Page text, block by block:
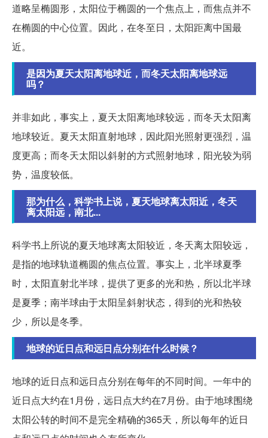
道略呈椭圆形，太阳位于椭圆的一个焦点上，而焦点并不
在椭圆的中心位置。因此，在冬至日，太阳距离中国最
近。
是因为夏天太阳离地球近，而冬天太阳离地球远
吗？
并非如此，事实上，夏天太阳离地球较远，而冬天太阳离
地球较近。夏天太阳直射地球，因此阳光照射更强烈，温
度更高；而冬天太阳以斜射的方式照射地球，阳光较为弱
势，温度较低。
那为什么，科学书上说，夏天地球离太阳近，冬天
离太阳远，南北...
科学书上所说的夏天地球离太阳较近，冬天离太阳较远，
是指的地球轨道椭圆的焦点位置。事实上，北半球夏季
时，太阳直射北半球，提供了更多的光和热，所以北半球
是夏季；南半球由于太阳呈斜射状态，得到的光和热较
少，所以是冬季。
地球的近日点和远日点分别在什么时候？
地球的近日点和远日点分别在每年的不同时间。一年中的
近日点大约在1月份，远日点大约在7月份。由于地球围绕
太阳公转的时间不是完全精确的365天，所以每年的近日